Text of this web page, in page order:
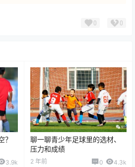
0 0
？
3.9k
聊一聊青少年足球里的选材、
压力和成绩
2 年前 0 4.3k